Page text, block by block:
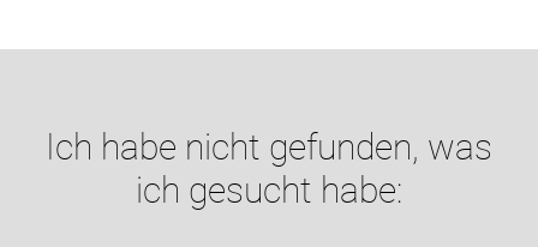
Ich habe nicht gefunden, was
ich gesucht habe: